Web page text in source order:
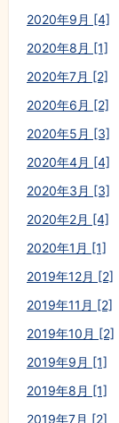
2020年9月 [4]
2020年8月 [1]
2020年7月 [2]
2020年6月 [2]
2020年5月 [3]
2020年4月 [4]
2020年3月 [3]
2020年2月 [4]
2020年1月 [1]
2019年12月 [2]
2019年11月 [2]
2019年10月 [2]
2019年9月 [1]
2019年8月 [1]
2019年7月 [2]